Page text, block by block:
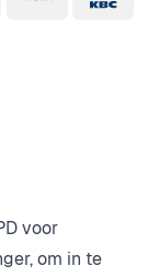
voor
om in te